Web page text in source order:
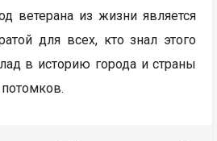
ветерана из жизни является
для всех, кто знал этого
в историю города и страны
потомков.